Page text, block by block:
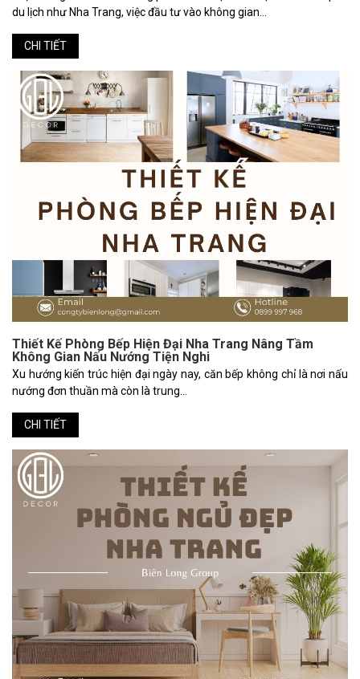
du lịch như Nha Trang, việc đầu tư vào không gian...
CHI TIẾT
Thiết Kế Phòng Bếp Hiện Đại Nha Trang Nâng Tầm
Không Gian Nấu Nướng Tiện Nghi
Xu hướng kiến trúc hiện đại ngày nay, căn bếp không chỉ là nơi nấu
nướng đơn thuần mà còn là trung...
CHI TIẾT